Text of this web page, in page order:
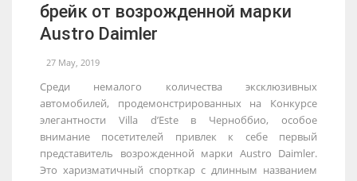
брейк от возрожденной марки
Austro Daimler
27 May, 2019
Среди немалого количества эксклюзивных
автомобилей, продемонстрированных на Конкурсе
элегантности Villa d’Este в Черноббио, особое
внимание посетителей привлек к себе первый
представитель возрожденной марки Austro Daimler.
Это харизматичный спорткар с длинным названием